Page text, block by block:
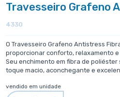
Travesseiro Grafeno
4330
O Travesseiro Grafeno Antistress
proporcionar conforto, relaxamento
Seu enchimento em fibra de
toque macio, aconchegante e
vendido em unidade